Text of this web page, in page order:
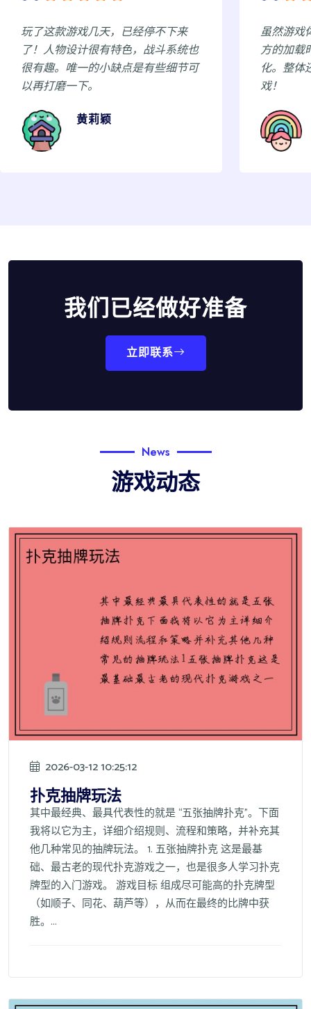
天，已经停不下来
有特色，战斗系统也
小缺点是有些细节可
虽然游戏体验很棒，但我感
方的加载时间稍长，希望后
化。整体还是非常值得一玩
我们已经做好准备
立即联系
News
游戏动态
2026-03-12 10:25:12
扑克抽牌玩法
其中最经典、最具代表性的就是 “五张抽牌扑克”。下面
我将以它为主，详细介绍规则、流程和策略，并补充其
他几种常见的抽牌玩法。 1. 五张抽牌扑克 这是最基
础、最古老的现代扑克游戏之一，也是很多人学习扑克
牌型的入门游戏。 游戏目标 组成尽可能高的扑克牌型
（如顺子、同花、葫芦等），从而在最终的比牌中获
胜。...